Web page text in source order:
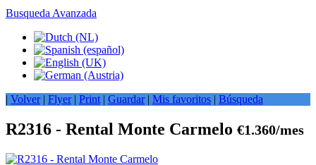
Busqueda Avanzada
| Volver| Flyer| Print | Guardar| Mis favoritos | Búsqueda
R2316 - Rental Monte Carmelo €1.360/mes